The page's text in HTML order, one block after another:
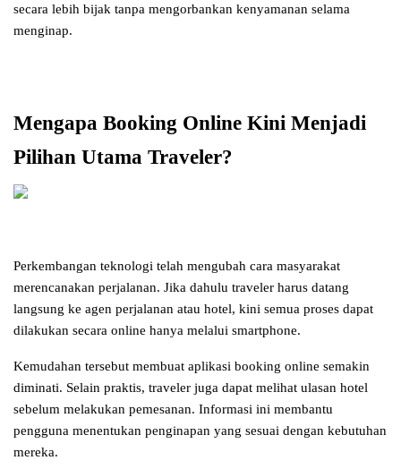
secara lebih bijak tanpa mengorbankan kenyamanan selama
menginap.
Mengapa Booking Online Kini Menjadi
Pilihan Utama Traveler?
Perkembangan teknologi telah mengubah cara masyarakat
merencanakan perjalanan. Jika dahulu traveler harus datang
langsung ke agen perjalanan atau hotel, kini semua proses dapat
dilakukan secara online hanya melalui smartphone.
Kemudahan tersebut membuat aplikasi booking online semakin
diminati. Selain praktis, traveler juga dapat melihat ulasan hotel
sebelum melakukan pemesanan. Informasi ini membantu
pengguna menentukan penginapan yang sesuai dengan kebutuhan
mereka.